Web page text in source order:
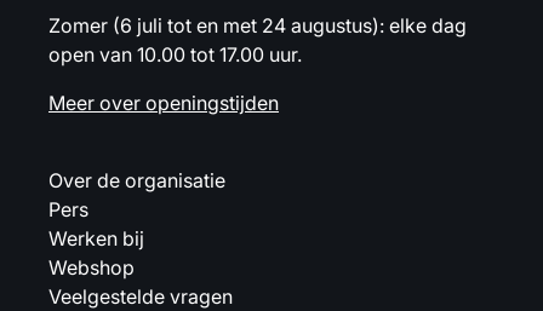
Zomer (6 juli tot en met 24 augustus): elke dag
open van 10.00 tot 17.00 uur.
Meer over openingstijden
Over de organisatie
Pers
Werken bij
Webshop
Veelgestelde vragen